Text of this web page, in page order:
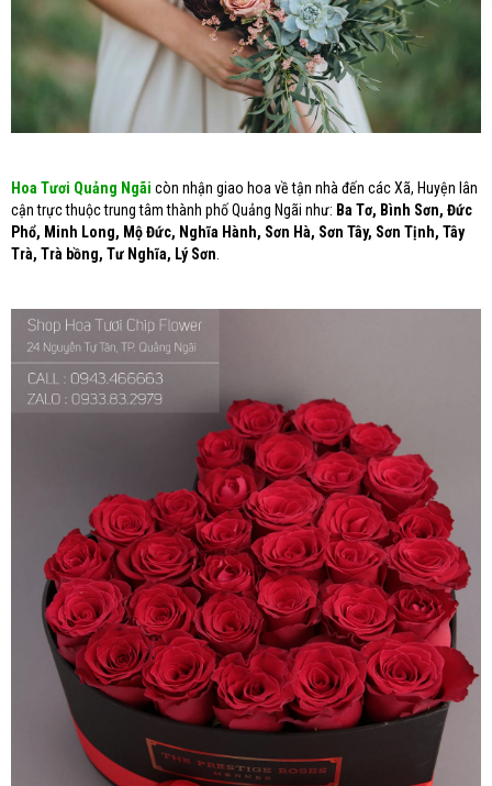
Hoa Tươi Quảng Ngãi còn nhận giao hoa về tận nhà đến các Xã, Huyện lân
cận trực thuộc trung tâm thành phố Quảng Ngãi như: Ba Tơ, Bình Sơn, Đức
Phổ, Minh Long, Mộ Đức, Nghĩa Hành, Sơn Hà, Sơn Tây, Sơn Tịnh, Tây
Trà, Trà bồng, Tư Nghĩa, Lý Sơn.